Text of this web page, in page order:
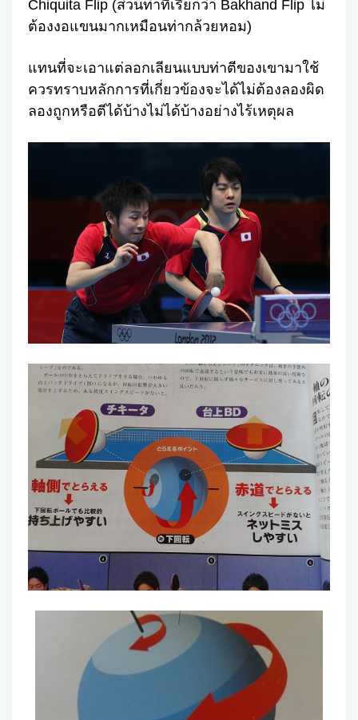
Chiquita Flip (ส่วนท่าที่เรียกว่า Bakhand Flip ไม่
ต้องงอแขนมากเหมือนท่ากล้วยหอม)
แทนที่จะเอาแต่ลอกเลียนแบบท่าตีของเขามาใช้
ควรทราบหลักการที่เกี่ยวข้องจะได้ไม่ต้องลองผิด
ลองถูกหรือตีได้บ้างไม่ได้บ้างอย่างไร้เหตุผล